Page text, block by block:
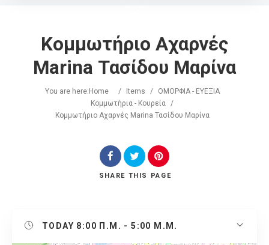
Search
Κομμωτήριο Αχαρνές
Marina Τασίδου Μαρίνα
You are here: Home / Items /
ΟΜΟΡΦΙΑ - ΕΥΕΞΙΑ
Κομμωτήρια - Κουρεία /
Κομμωτήριο Αχαρνές Marina Τασίδου Μαρίνα
SHARE THIS PAGE
TODAY 8:00 Π.Μ. - 5:00 Μ.Μ.